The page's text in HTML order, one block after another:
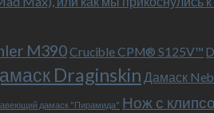
M390Crucible CPM® S125V™
Draginskin Дамаск
дамаск "Пирамида" Нож с